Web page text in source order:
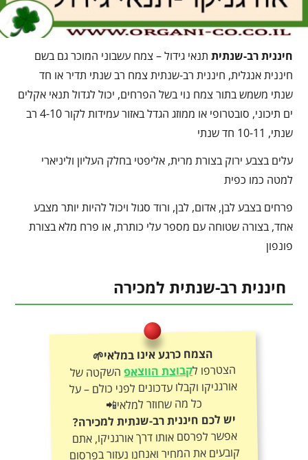
חיננית רב-שנתית תנאי גידול – צמח עשבוני המוכר גם בשם
חיננית אנגלית, חיננית רב-שנתית צמח רב שנתי תדיר או חד
שנתי משמש בתור צמח נוי בשל הפרחים, יכול לגדול תנאי אקלים
ים תיכוני, סובטרופי או ממוזג הגדל באזור עמידות לקור 4-10 רב
שנתי, 10-11 חד שנתי
עלים בצבע ירוק בצורת מרית, אליפטי בחלק העליון וליניארי
למטה כמו כפית
פרחים בצבע לבן, אדום, לבן, ורוד סגול ויכול להיות יותר מצבע
אחד, בצורה שטוחה עם מספר עלי כותרת, או פרח מלא בצורת
פונפון
חיננית רב-שנתית למכירה
הצמח כרגע אינו במלאי🌱
הצטרפו לקבוצת הווצאפהשקטה של
אורגניקו וקבלו עדכונים לפני כולם – על
כל מה שחוזר למלאי📲
יש לכם חיננית רב-שנתית למכירה?
אפשר לפרסם אותו דרך אורגניקו, אתם
קובעים את המחיר ואנחנו נעזור בפרסום